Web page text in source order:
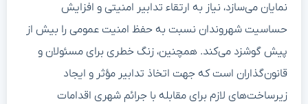
نمایان می‌سازد، نیاز به ارتقاء تدابیر امنیتی و افزایش
حساسیت شهروندان نسبت به حفظ امنیت عمومی را بیش از
پیش گوشزد می‌کند. همچنین، زنگ خطری برای مسئولان و
قانون‌گذاران است که جهت اتخاذ تدابیر مؤثر و ایجاد
زیرساخت‌های لازم برای مقابله با جرائم شهری اقدامات